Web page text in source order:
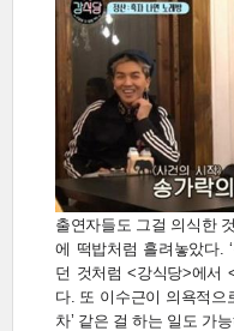
출연자들도 그걸 의식한
에 떡밥처럼 흘려놓았다.
던 것처럼 <강식당>에서
다. 또 이수근이 의욕적으
차’ 같은 걸 하는 일도 가